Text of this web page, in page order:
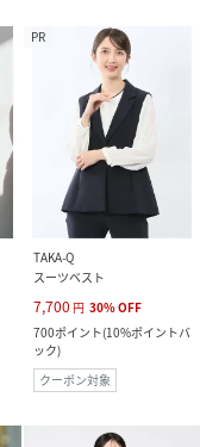
PR
TAKA-Q
スーツベスト
7,700 円 30%OFF
700ポイント(10%ポイントバ
ック)
クーポン対象